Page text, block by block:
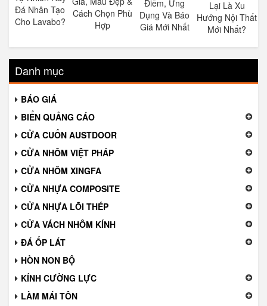
Đá Nhân Tạo
Cho Lavabo?
Cách Chọn Phù
Hợp
Điểm, Ứng
Dụng Và Báo
Giá Mới Nhất
Lại Là Xu
Hướng Nội Thất
Mới Nhất?
Danh mục
BÁO GIÁ
BIỂN QUẢNG CÁO
CỬA CUỐN AUSTDOOR
CỬA NHÔM VIỆT PHÁP
CỬA NHÔM XINGFA
CỬA NHỰA COMPOSITE
CỬA NHỰA LÕI THÉP
CỬA VÁCH NHÔM KÍNH
ĐÁ ỐP LÁT
HÒN NON BỘ
KÍNH CƯỜNG LỰC
LÀM MÁI TÔN